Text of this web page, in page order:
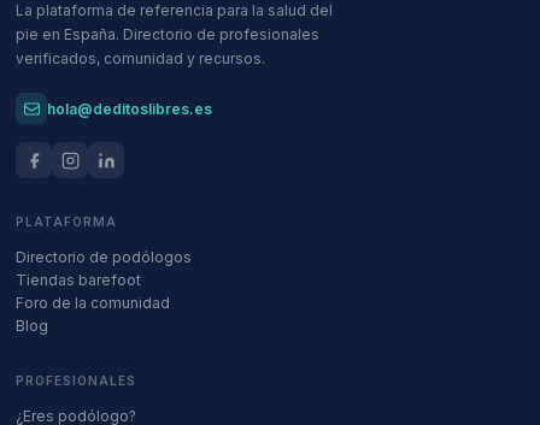
La plataforma de referencia para la salud del
pie en España. Directorio de profesionales
verificados, comunidad y recursos.
hola@deditoslibres.es
PLATAFORMA
Directorio de podólogos
Tiendas barefoot
Foro de la comunidad
Blog
PROFESIONALES
¿Eres podólogo?